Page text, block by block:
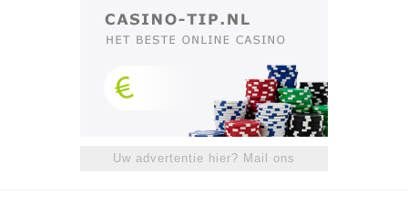
Uw advertentie hier? Mail ons